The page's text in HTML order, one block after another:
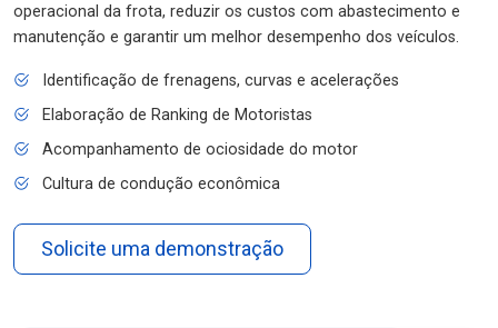
operacional da frota, reduzir os custos com abastecimento e
manutenção e garantir um melhor desempenho dos veículos.
Identificação de frenagens, curvas e acelerações
Elaboração de Ranking de Motoristas
Acompanhamento de ociosidade do motor
Cultura de condução econômica
Solicite uma demonstração